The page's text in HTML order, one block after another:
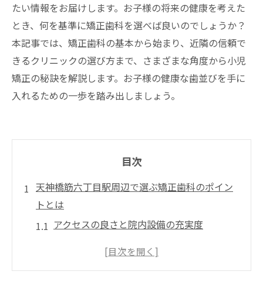
たい情報をお届けします。お子様の将来の健康を考えた
とき、何を基準に矯正歯科を選べば良いのでしょうか？
本記事では、矯正歯科の基本から始まり、近隣の信頼で
きるクリニックの選び方まで、さまざまな角度から小児
矯正の秘訣を解説します。お子様の健康な歯並びを手に
入れるための一歩を踏み出しましょう。
目次
天神橋筋六丁目駅周辺で選ぶ矯正歯科のポイン
トとは
アクセスの良さと院内設備の充実度
専門医の資格と経験の確認